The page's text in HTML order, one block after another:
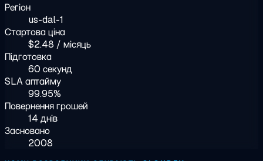
Регіон
us-dal-1
Стартова ціна
$2.48 / місяць
Підготовка
60 секунд
SLA аптайму
99.95%
Повернення грошей
14 днів
Засновано
2008